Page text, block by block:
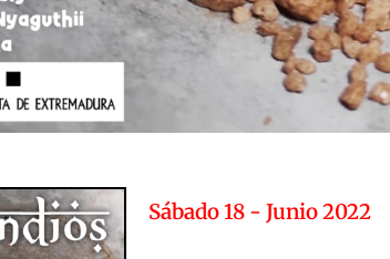
Sábado 18 - Junio 2022